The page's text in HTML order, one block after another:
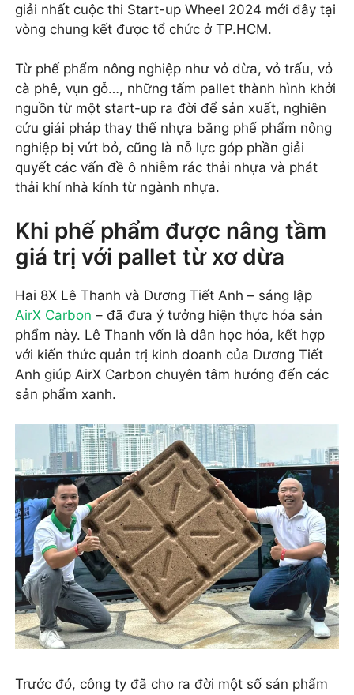
giải nhất cuộc thi Start-up Wheel 2024 mới đây tại
vòng chung kết được tổ chức ở TP.HCM.
Từ phế phẩm nông nghiệp như vỏ dừa, vỏ trấu, vỏ
cà phê, vụn gỗ…, những tấm pallet thành hình khởi
nguồn từ một start-up ra đời để sản xuất, nghiên
cứu giải pháp thay thế nhựa bằng phế phẩm nông
nghiệp bị vứt bỏ, cũng là nỗ lực góp phần giải
quyết các vấn đề ô nhiễm rác thải nhựa và phát
thải khí nhà kính từ ngành nhựa.
Khi phế phẩm được nâng tầm
giá trị với pallet từ xơ dừa
Hai 8X Lê Thanh và Dương Tiết Anh – sáng lập
AirX Carbon – đã đưa ý tưởng hiện thực hóa sản
phẩm này. Lê Thanh vốn là dân học hóa, kết hợp
với kiến thức quản trị kinh doanh của Dương Tiết
Anh giúp AirX Carbon chuyên tâm hướng đến các
sản phẩm xanh.
Trước đó, công ty đã cho ra đời một số sản phẩm